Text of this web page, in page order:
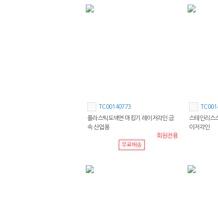
TC00140773
플라스틱도색면 마킹기 레이저각인 금
속 산업용
회원전용
무료배송
스테인리스
이저각인